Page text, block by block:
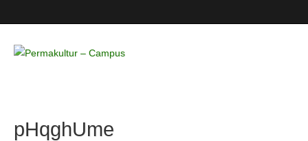
– Campus
pHqghUme